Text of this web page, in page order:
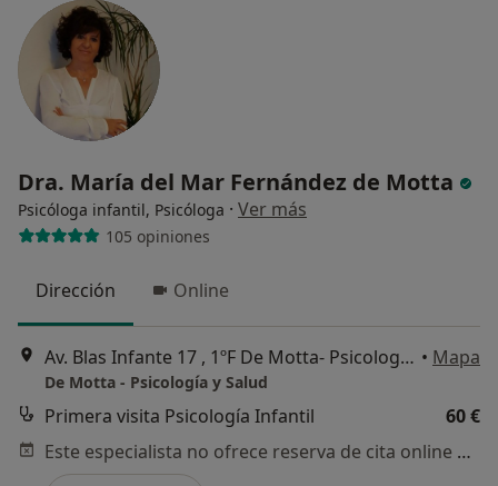
Dra. María del Mar Fernández de Motta
Psicóloga infantil, Psicóloga · Ver más
105 opiniones
Dirección Online
Av. Blas Infante 17 , 1ºF De Motta- Psicologia y Salud, Arroyo de la Miel • Mapa
De Motta - Psicología y Salud
Primera visita Psicología Infantil
60 €
Este especialista no ofrece reserva de cita online en esta dirección.